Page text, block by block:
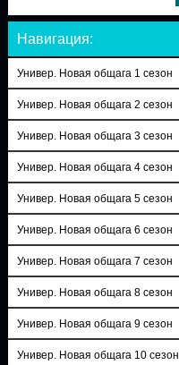
Навигация:
Универ. Новая общага 1 сезон
Универ. Новая общага 2 сезон
Универ. Новая общага 3 сезон
Универ. Новая общага 4 сезон
Универ. Новая общага 5 сезон
Универ. Новая общага 6 сезон
Универ. Новая общага 7 сезон
Универ. Новая общага 8 сезон
Универ. Новая общага 9 сезон
Универ. Новая общага 10 сезон